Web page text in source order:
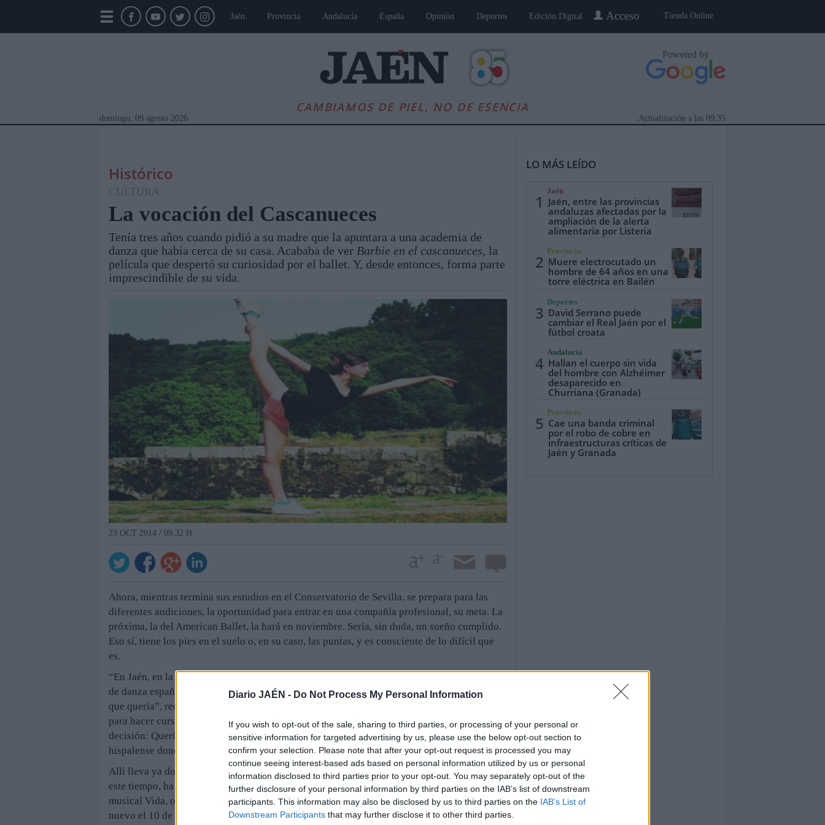
Diario JAÉN - Do Not Process My Personal Information
If you wish to opt-out of the sale, sharing to third parties, or processing of your personal or
sensitive information for targeted advertising by us, please use the below opt-out section to
confirm your selection. Please note that after your opt-out request is processed you may
continue seeing interest-based ads based on personal information utilized by us or personal
information disclosed to third parties prior to your opt-out. You may separately opt-out of the
further disclosure of your personal information by third parties on the IAB’s list of downstream
participants. This information may also be disclosed by us to third parties on the IAB’s List of
Downstream Participants that may further disclose it to other third parties.
Tienda Online
Acceso
Jaén Provincia Andalucía España Opinión Deportes Edición Digital
CAMBIAMOS DE PIEL, NO DE ESENCIA
Powered by
domingo, 09 agosto 2026 09:35
Actualización a las
Módulos Portada Jaén Provincia Linares Andalucía Internacional Opinión Cultura Deportes Jaén, Pueblo a Pueblo Gente Especiales
Histórico
CULTURA
La vocación del Cascanueces
Tenía tres años cuando pidió a su madre que la apuntara a una academia de
danza que había cerca de su casa. Acababa de ver Barbie en el cascanueces, la
película que despertó su curiosidad por el ballet. Y, desde entonces, forma parte
imprescindible de su vida.
23 OCT 2014 / 09:32 H.
Ahora, mientras termina sus estudios en el Conservatorio de Sevilla, se prepara para las
diferentes audiciones, la oportunidad para entrar en una compañía profesional, su meta. La
próxima, la del American Ballet, la hará en noviembre. Sería, sin duda, un sueño cumplido.
Eso sí, tiene los pies en el suelo o, en su caso, las puntas, y es consciente de lo difícil que
es.
“En Jaén, en la academia estuve hasta los quince años. Allí, las clases eran, habitualmente,
de danza española y clásica solo teníamos una hora a la semana, pero descubrí que era lo
que quería”, recuerda Inés López Pérez. “Mientras, los veranos, desde los 12, aprovechaba
para hacer cursos de clásica en Sevilla, donde tenía familia”, cuenta. Y a los 14, tomó la
decisión: Quería entrar en el conservatorio para estudiar Danza. Fue también en la capital
hispalense donde pasó las pruebas, tras la preparación con su profesora Raquel Parrilla.
Allí lleva ya dos cursos y aún le queda un año y medio más por delante para terminar. En
este tiempo, ha tenido algún papel que otro como solista. En Jaén, por ejemplo, en el
musical Vida, organizado por su colegio y que se estrenó el año pasado. “Lo haremos de
nuevo el 10 de enero, en el Nuevo Teatro Infanta Leonor”, anuncia. Además, también ha
LO MÁS LEÍDO
1
Jaén
Jaén, entre las provincias
andaluzas afectadas por la
ampliación de la alerta
alimentaria por Listeria
2
Provincia
Muere electrocutado un
hombre de 64 años en una
torre eléctrica en Bailén
3
Deportes
David Serrano puede
cambiar el Real Jaén por el
fútbol croata
4
Andalucía
Hallan el cuerpo sin vida
del hombre con Alzhéimer
desaparecido en
Churriana (Granada)
5
Provincia
Cae una banda criminal
por el robo de cobre en
infraestructuras críticas de
Jaén y Granada